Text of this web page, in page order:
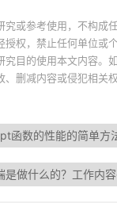
或参考使用，不构成
授权，禁止任何单位或
究目的使用本文内容。
、删减内容或侵犯相关
函数的性能的简单方
是做什么的？工作内容